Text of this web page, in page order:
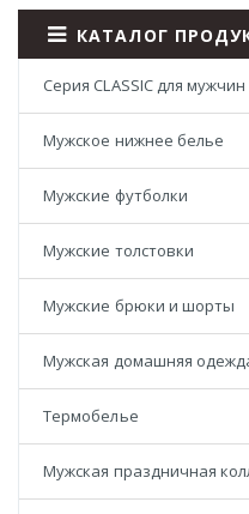
КАТАЛОГ
Серия CLASSIC для мужчин
Мужское нижнее белье
Мужские футболки
Мужские толстовки
Мужские брюки и шорты
Мужская домашняя
Термобелье
Мужская праздничная